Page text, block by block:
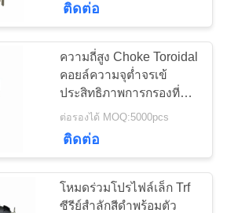
ติดต่อ
ความถี่สูง Choke Toroidal
คอยล์ความจุต่ำจรเข้
ประสิทธิภาพการกรองที่
แข็งแกร่ง
ต่อรองได้ MOQ:5000pcs
ติดต่อ
โหมดร่วมโปรไฟล์เล็ก Trf
ซีรีย์สำลักสีดำพร้อมตัว